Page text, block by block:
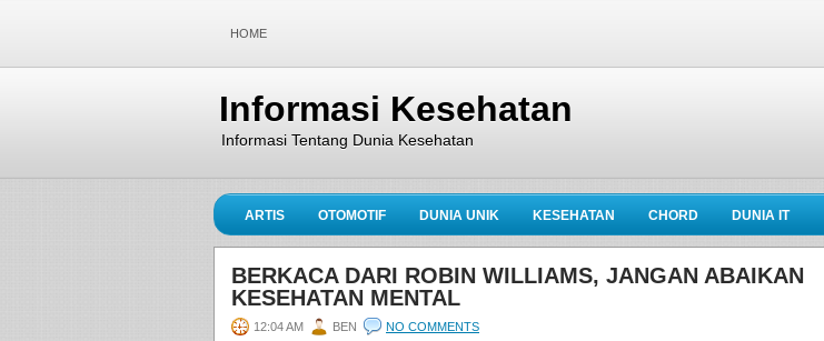
HOME
Informasi Kesehatan
Informasi Tentang Dunia Kesehatan
ARTIS OTOMOTIF DUNIA UNIK KESEHATAN CHORD DUNIA IT
BERKACA DARI ROBIN WILLIAMS, JANGAN ABAIKAN
KESEHATAN MENTAL
12:04 AM BEN NO COMMENTS